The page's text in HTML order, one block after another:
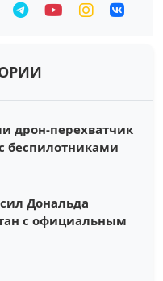
дрон-перехватчик
беспилотниками
Дональда
с официальным